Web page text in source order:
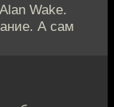
Wake.
А сам